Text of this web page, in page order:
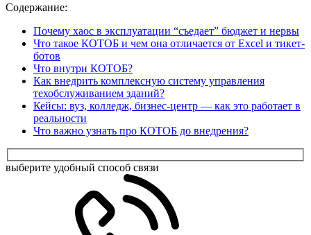
Содержание:
Почему хаос в эксплуатации “съедает” бюджет и нервы
Что такое КОТОБ и чем она отличается от Excel и тикет-
ботов
Что внутри КОТОБ?
Как внедрить комплексную систему управления
техобслуживанием зданий?
Кейсы: вуз, колледж, бизнес-центр — как это работает в
реальности
Что важно узнать про КОТОБ до внедрения?
выберите удобный способ связи